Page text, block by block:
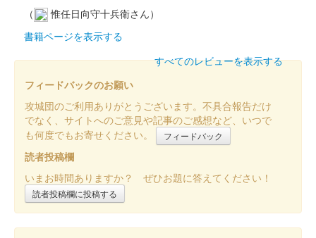
販売終了
沼田城跡 御城印 旧暦（水無月） 2025年版
販売終了
沼田城跡 御城印 昭和百年 六月版
沼田城址 御城印
（
惟任日向守十兵衛さん）
書籍ページを表示する
すべてのレビューを表示する
フィードバックのお願い
攻城団のご利用ありがとうございます。不具合報告だけ
でなく、サイトへのご意見や記事のご感想など、いつで
も何度でもお寄せください。
フィードバック
読者投稿欄
いまお時間ありますか？ ぜひお題に答えてください！
読者投稿欄に投稿する